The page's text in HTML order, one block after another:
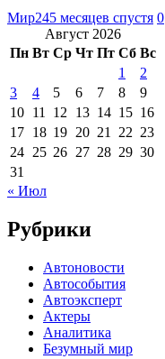
Мир245 месяцев спустя 0
Август 2026
Пн Вт Ср Чт Пт Сб Вс
1
2
3
4 5 6 7 8
9
10 11 12 13 14 15 16
17 18 19 20 21 22 23
24 25 26 27 28 29 30
31
« Июл
Рубрики
Автоновости
Автособытия
Автоэксперт
Актеры
Аналитика
Безумный мир